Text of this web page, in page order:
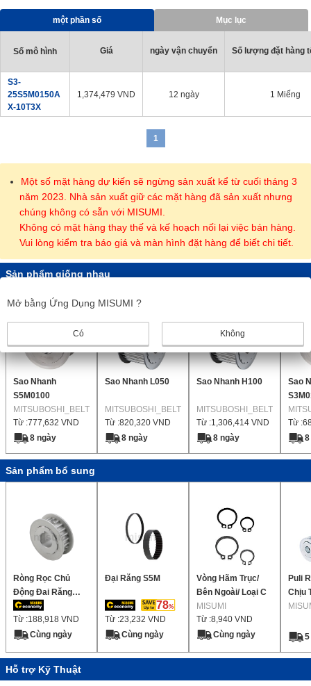
một phần số Mục lục
Số mô hình Giá ngày vận chuyển Số lượng đặt hàng
S3-
25S5M0150A
X-10T3X
1,374,479 VND 12 ngày 1 Miếng
1
Một số mặt hàng dự kiến sẽ ngừng sản xuất kể từ cuối tháng 3
năm 2023. Nhà sản xuất giữ các mặt hàng đã sản xuất nhưng
chúng không có sẵn với MISUMI.
Không có mặt hàng thay thế và kế hoạch nối lại việc bán hàng.
Vui lòng kiểm tra báo giá và màn hình đặt hàng để biết chi tiết.
Sản phẩm giống nhau
Sao Nhanh
S5M0100
MITSUBOSHI_BELT
Từ :777,632 VND
8 ngày
Sao Nhanh L050
MITSUBOSHI_BELT
Từ :820,320 VND
8 ngày
Sao Nhanh H100
MITSUBOSHI_BELT
Từ :1,306,414 VND
8 ngày
Sao
Từ :
Sản phẩm bổ sung
Ròng Rọc Chủ
Động Đai Răng
HTD 5M
Từ :188,918 VND
Cùng ngày
Đại Răng S5M
78
Từ :23,232 VND
Cùng ngày
Vòng Hãm Trục/
Bên Ngoài/ Loại C
MISUMI
Từ :8,940 VND
Cùng ngày
Puli
Chịu
Hỗ trợ Kỹ Thuật
Mở bằng Ứng Dụng MISUMI ?
Có Không